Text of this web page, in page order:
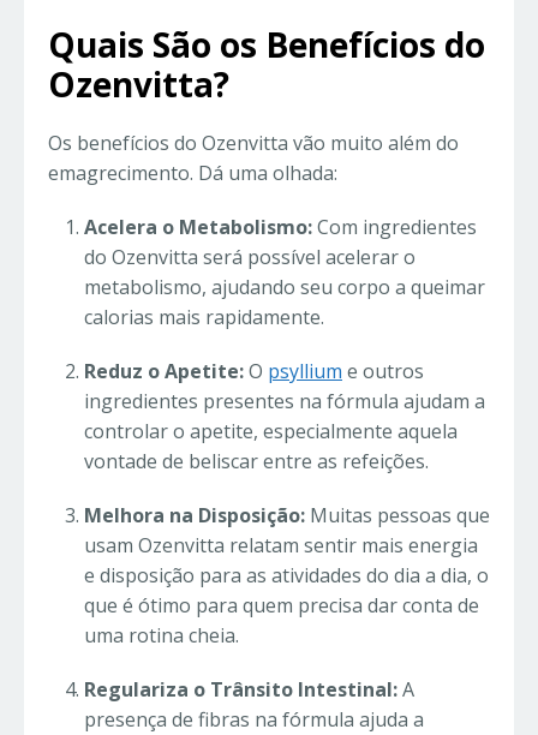
Quais São os Benefícios do
Ozenvitta?
Os benefícios do Ozenvitta vão muito além do
emagrecimento. Dá uma olhada:
Acelera o Metabolismo:Com ingredientes
do Ozenvitta será possível acelerar o
metabolismo, ajudando seu corpo a queimar
calorias mais rapidamente.
Reduz o Apetite:O psyllium e outros
ingredientes presentes na fórmula ajudam a
controlar o apetite, especialmente aquela
vontade de beliscar entre as refeições.
Melhora na Disposição: Muitas pessoas que
usam Ozenvitta relatam sentir mais energia
e disposição para as atividades do dia a dia, o
que é ótimo para quem precisa dar conta de
uma rotina cheia.
Regulariza o Trânsito Intestinal:A
presença de fibras na fórmula ajuda a